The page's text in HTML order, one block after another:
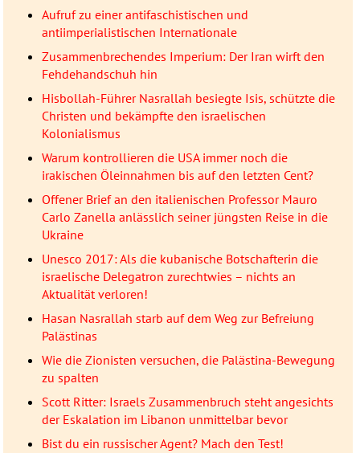
Aufruf zu einer antifaschistischen und
antiimperialistischen Internationale
Zusammenbrechendes Imperium: Der Iran wirft den
Fehdehandschuh hin
Hisbollah-Führer Nasrallah besiegte Isis, schützte die
Christen und bekämpfte den israelischen
Kolonialismus
Warum kontrollieren die USA immer noch die
irakischen Öleinnahmen bis auf den letzten Cent?
Offener Brief an den italienischen Professor Mauro
Carlo Zanella anlässlich seiner jüngsten Reise in die
Ukraine
Unesco 2017: Als die kubanische Botschafterin die
israelische Delegatron zurechtwies – nichts an
Aktualität verloren!
Hasan Nasrallah starb auf dem Weg zur Befreiung
Palästinas
Wie die Zionisten versuchen, die Palästina-Bewegung
zu spalten
Scott Ritter: Israels Zusammenbruch steht angesichts
der Eskalation im Libanon unmittelbar bevor
Bist du ein russischer Agent? Mach den Test!